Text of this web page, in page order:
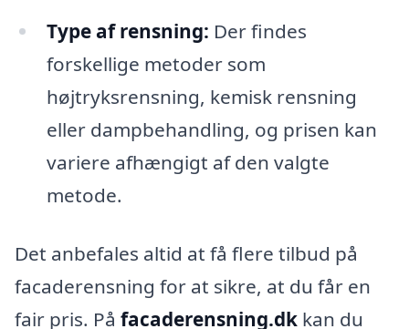
Type af rensning: Der findes
forskellige metoder som
højtryksrensning, kemisk rensning
eller dampbehandling, og prisen kan
variere afhængigt af den valgte
metode.
Det anbefales altid at få flere tilbud på
facaderensning for at sikre, at du får en
fair pris. På facaderensning.dk kan du